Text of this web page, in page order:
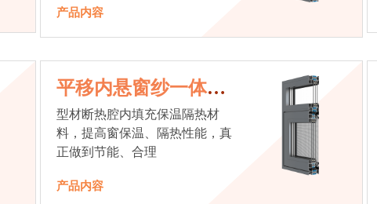
产品内容
平移内悬窗纱一体系
统
型材断热腔内填充保温隔热材
料，提高窗保温、隔热性能，真
正做到节能、合理
产品内容